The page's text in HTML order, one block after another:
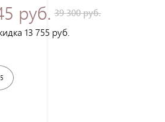
руб. 39 300 руб.
13 755 руб.